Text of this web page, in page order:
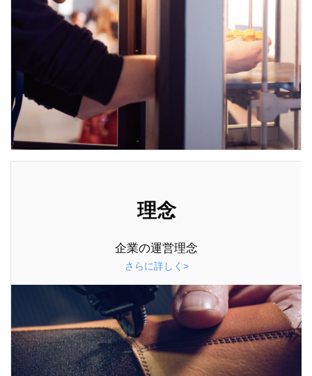
理念
企業の運営理念
さらに詳しく>